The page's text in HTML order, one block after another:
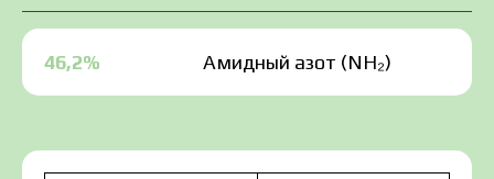
46,2% Амидный азот (NH₂)